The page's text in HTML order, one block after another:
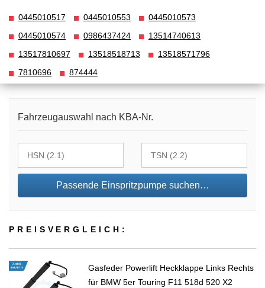
0445010517 0445010553
0445010573
0445010574
0986437424
13514740613
13517810697
13518518713
13518571796
7810696
874444
Fahrzeugauswahl nach KBA-Nr.
Passende Einspritzpumpe suchen…
PREIS­VER­GLEICH:
Gasfeder Powerlift Heckklappe Links Rechts
für BMW 5er Touring F11 518d 520 X2